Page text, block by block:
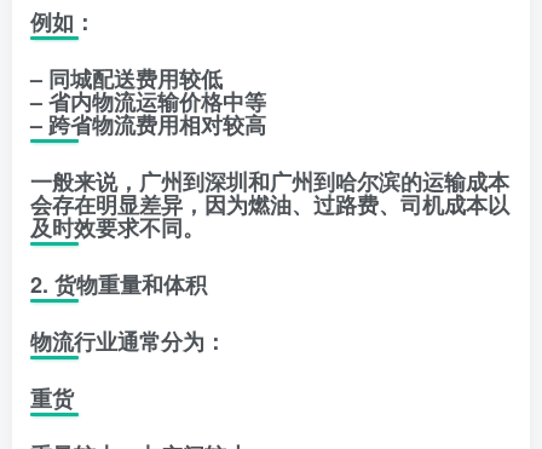
例如：
– 同城配送费用较低
– 省内物流运输价格中等
– 跨省物流费用相对较高
一般来说，广州到深圳和广州到哈尔滨的运输成本
会存在明显差异，因为燃油、过路费、司机成本以
及时效要求不同。
2. 货物重量和体积
物流行业通常分为：
重货